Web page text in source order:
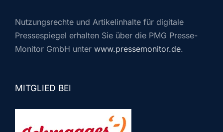
Nutzungsrechte und Artikelinhalte für digitale
Pressespiegel erhalten Sie über die PMG Presse-
Monitor GmbH unter www.pressemonitor.de.
MITGLIED BEI